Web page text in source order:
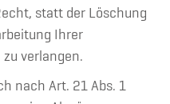
statt der Löschung
Ihrer
verlangen.
nach Art. 21 Abs. 1